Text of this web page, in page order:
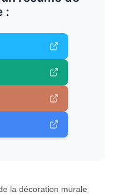
:
la décoration murale